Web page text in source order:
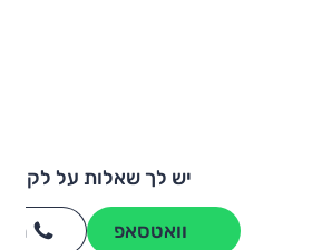
יש לך שאלות על לקסוס LS?
וואטסאפ חייגו